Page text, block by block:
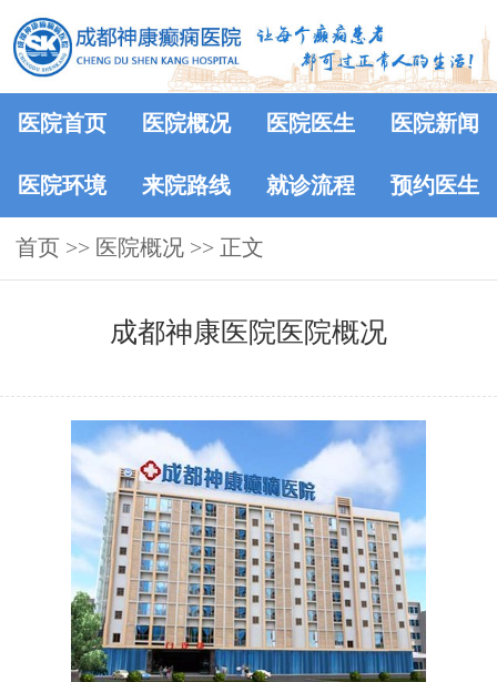
医院首页 医院概况 医院医生 医院新闻
医院环境 来院路线 就诊流程 预约医生
首页 >> 医院概况 >> 正文
成都神康医院医院概况